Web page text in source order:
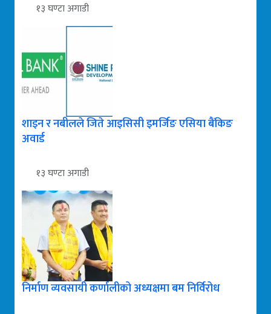
१३ घण्टा अगाडी
शाइन र नबीलले जिते आइसिसी इमर्जिङ एसिया बैंकिङ
अवार्ड
१३ घण्टा अगाडी
निर्माण व्यवसायी कर्णालीको अध्यक्षमा बम निर्विरोध